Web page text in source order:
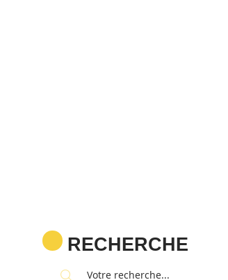
RECHERCHE